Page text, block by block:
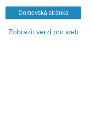
Domovská stránka
Zobrazit verzi pro web